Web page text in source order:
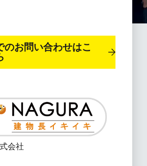
のお問い合わせはこ
会社